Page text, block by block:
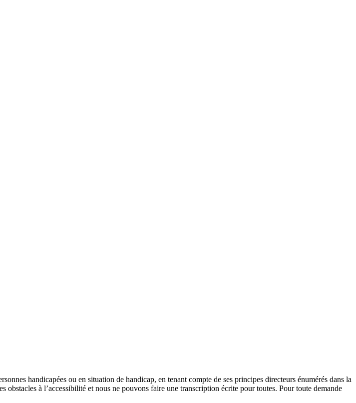
handicapées ou en situation de handicap, en tenant compte de ses principes directeurs énumérés dans la
obstacles à l’accessibilité et nous ne pouvons faire une transcription écrite pour toutes. Pour toute demande